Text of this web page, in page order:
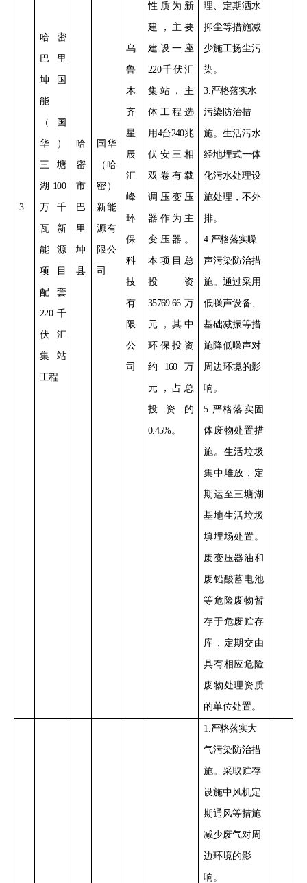
3
哈密
巴里
坤国
能
（国
华）
三塘
湖 100
万千
瓦新
能源
项目
配套
220千
伏汇
集站
工程
哈
密
市
巴
里
坤
县
国华
（哈
密）
新能
源有
限公
司
乌
鲁
木
齐
星
辰
汇
峰
环
保
科
技
有
限
公
司
性质 为新
建，主要
建设一座
220千伏汇
集站，主
体工程选
用4台240兆
伏安三相
双卷有载
调压变压
器作为主
变压器 。
本项目总
投资
35769.66万
元，其中
环保投资
约 160万
元，占总
投资的
0.45%。
理、定期洒水
抑尘等措施减
少施工扬尘污
染。
3.严格落实水
污染防治措
施。生活污水
经地埋式一体
化污水处理设
施处理 ，不外
排。
4.严格落实噪
声污染防治措
施。通过采用
低噪声设备、
基础减振等措
施降低噪声对
周边环境的影
响。
5. 严格落实 固
体废物处置措
施。生活垃圾
集中堆放，定
期运至三塘湖
基地生活垃圾
填埋场处置。
废变压器油和
废铅酸蓄电池
等危险废物暂
存于危废贮存
库，定期交由
具有相应危险
废物处理资质
的单位处置。
1.严格落实大
气污染防治措
施。采取贮存
设施中风机定
期通风等措施
减少废气对周
边环境的影
响。